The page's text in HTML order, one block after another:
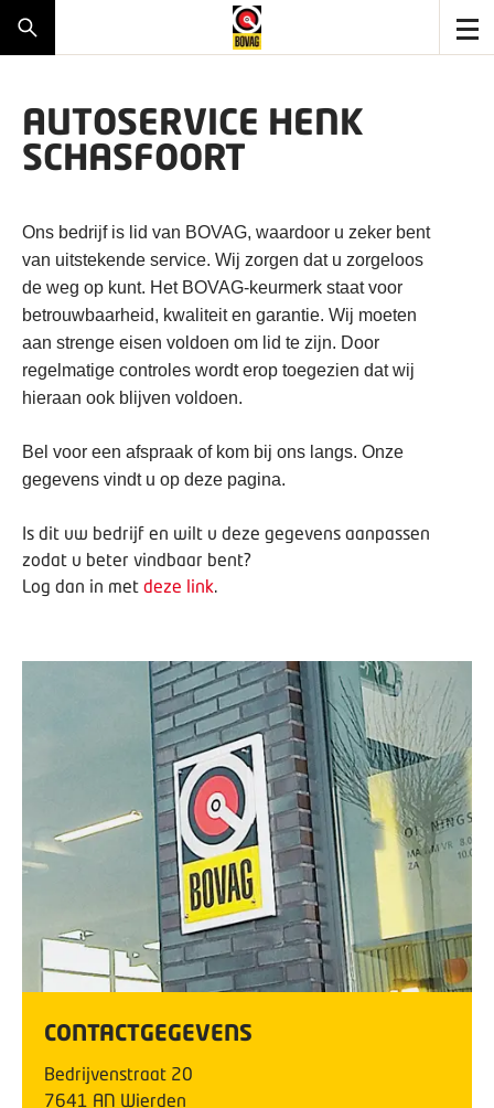
AUTOSERVICE HENK
SCHASFOORT
Ons bedrijf is lid van BOVAG, waardoor u zeker bent
van uitstekende service. Wij zorgen dat u zorgeloos
de weg op kunt. Het BOVAG-keurmerk staat voor
betrouwbaarheid, kwaliteit en garantie. Wij moeten
aan strenge eisen voldoen om lid te zijn. Door
regelmatige controles wordt erop toegezien dat wij
hieraan ook blijven voldoen.
Bel voor een afspraak of kom bij ons langs. Onze
gegevens vindt u op deze pagina.
Is dit uw bedrijf en wilt u deze gegevens aanpassen
zodat u beter vindbaar bent?
Log dan in met deze link.
CONTACTGEGEVENS
Bedrijvenstraat 20
7641 AN Wierden